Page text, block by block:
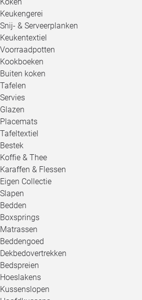
Keukengerei
Snij- & Serveerplanken
Keukentextiel
Voorraadpotten
Kookboeken
Buiten koken
Tafelen
Servies
Glazen
Placemats
Tafeltextiel
Bestek
Koffie & Thee
Karaffen & Flessen
Eigen Collectie
Slapen
Bedden
Boxsprings
Matrassen
Beddengoed
Dekbedovertrekken
Bedspreien
Hoeslakens
Kussenslopen